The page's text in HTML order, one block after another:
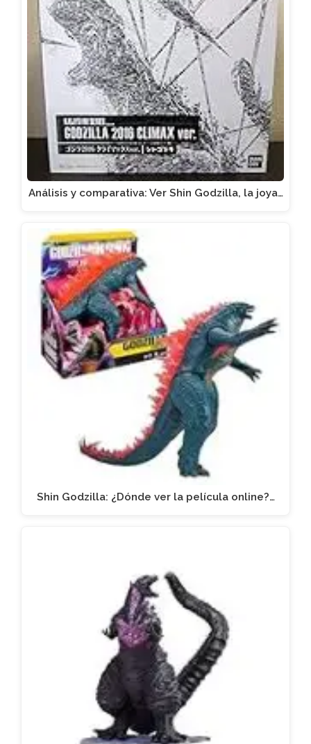
Análisis y comparativa: Ver Shin Godzilla, la joya…
Shin Godzilla: ¿Dónde ver la película online?…